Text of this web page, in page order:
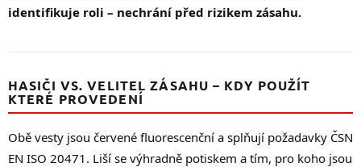
identifikuje roli – nechrání před rizikem zásahu.
HASIČI VS. VELITEL ZÁSAHU – KDY POUŽÍT
KTERÉ PROVEDENÍ
Obě vesty jsou červené fluorescenční a splňují požadavky ČSN
EN ISO 20471. Liší se výhradně potiskem a tím, pro koho jsou